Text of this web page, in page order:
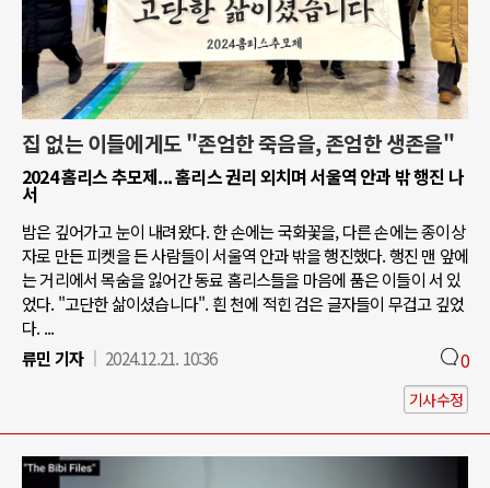
집 없는 이들에게도 "존엄한 죽음을, 존엄한 생존을"
2024 홈리스 추모제... 홈리스 권리 외치며 서울역 안과 밖 행진 나
서
밤은 깊어가고 눈이 내려왔다. 한 손에는 국화꽃을, 다른 손에는 종이상
자로 만든 피켓을 든 사람들이 서울역 안과 밖을 행진했다. 행진 맨 앞에
는 거리에서 목숨을 잃어간 동료 홈리스들을 마음에 품은 이들이 서 있
었다. "고단한 삶이셨습니다". 흰 천에 적힌 검은 글자들이 무겁고 깊었
다. ...
류민 기자
2024.12.21. 10:36 0
기사수정